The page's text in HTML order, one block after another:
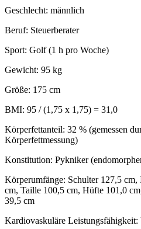
Geschlecht: männlich
Beruf: Steuerberater
Sport: Golf (1 h pro Woche)
Gewicht: 95 kg
Größe: 175 cm
BMI: 95 / (1,75 x 1,75) = 31,0
Körperfettanteil: 32 % (gemessen
Körperfettmessung)
Konstitution: Pykniker
Körperumfänge: Schulter 127,5
cm, Taille 100,5 cm, Hüfte 101,0
39,5 cm
Kardiovaskuläre